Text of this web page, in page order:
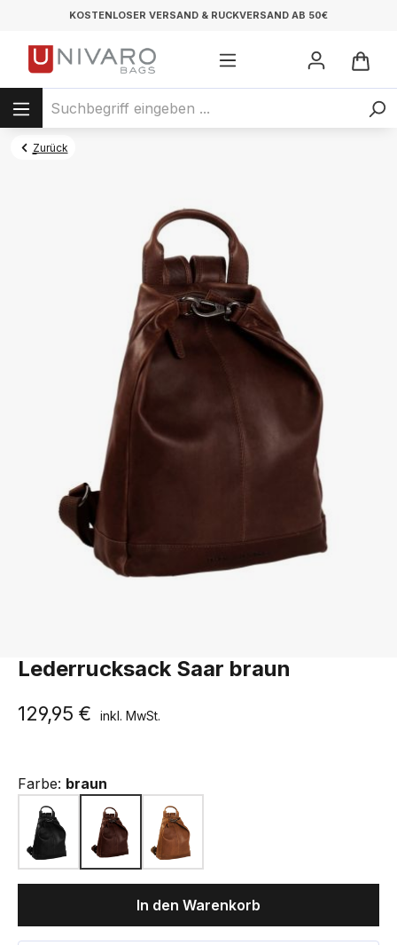
KOSTENLOSER VERSAND & RÜCKVERSAND AB 50€
Zurück
Lederrucksack Saar braun
129,95 € inkl. MwSt.
Farbe: braun
In den Warenkorb